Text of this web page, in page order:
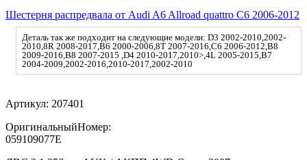
Шестерня распредвала от Audi A6 Allroad quattro C6 2006-2012
Деталь так же подходит на следующие модели: D3 2002-2010,2002-
2010,8R 2008-2017,B6 2000-2006,8T 2007-2016,C6 2006-2012,B8
2009-2016,B8 2007-2015 ,D4 2010-2017,2010>,4L 2005-2015,B7
2004-2009,2002-2016,2010-2017,2002-2010
Артикул: 207401
ОригинальныйНомер:
059109077E